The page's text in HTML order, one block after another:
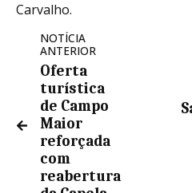
Carvalho.
NOTÍCIA
ANTERIOR
Oferta
turística
de Campo
Maior
reforçada
com
reabertura